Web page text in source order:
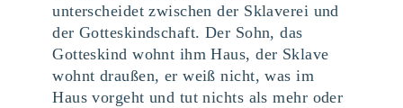
unterscheidet zwischen der Sklaverei und
der Gotteskindschaft. Der Sohn, das
Gotteskind wohnt ihm Haus, der Sklave
wohnt draußen, er weiß nicht, was im
Haus vorgeht und tut nichts als mehr oder